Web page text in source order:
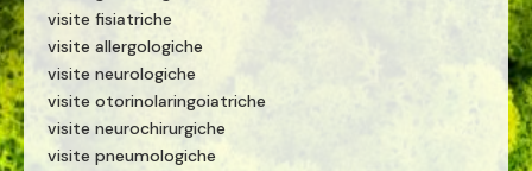
visite fisiatriche
visite allergologiche
visite neurologiche
visite otorinolaringoiatriche
visite neurochirurgiche
visite pneumologiche